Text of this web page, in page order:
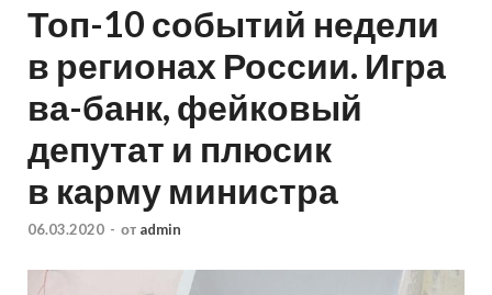
Топ-10 событий недели
в регионах России. Игра
ва-банк, фейковый
депутат и плюсик
в карму министра
06.03.2020 - от admin